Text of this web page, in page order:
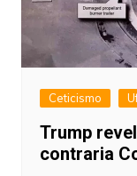
Ceticismo
Trump
contraria